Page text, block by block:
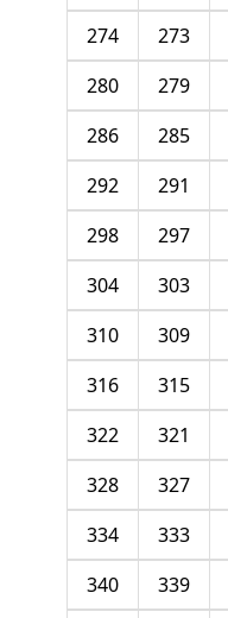
273
274
279
280
285
286
291
292
297
298
303
304
309
310
315
316
321
322
327
328
333
334
339
340